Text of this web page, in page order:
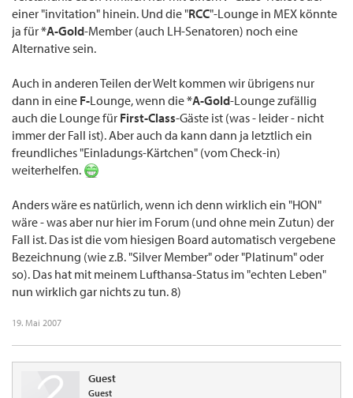
einer "invitation" hinein. Und die "RCC"-Lounge in MEX könnte
ja für*A-Gold-Member (auch LH-Senatoren) noch eine
Alternative sein.
Auch in anderen Teilen der Welt kommen wir übrigens nur
dann in eine F-Lounge, wenn die*A-Gold-Lounge zufällig
auch die Lounge für First-Class-Gäste ist (was - leider - nicht
immer der Fall ist). Aber auch da kann dann ja letztlich ein
freundliches "Einladungs-Kärtchen" (vom Check-in)
weiterhelfen.
Anders wäre es natürlich, wenn ich denn wirklich ein "HON"
wäre - was aber nur hier im Forum (und ohne mein Zutun) der
Fall ist. Das ist die vom hiesigen Board automatisch vergebene
Bezeichnung (wie z.B. "Silver Member" oder "Platinum" oder
so). Das hat mit meinem Lufthansa-Status im "echten Leben"
nun wirklich gar nichts zu tun. 8)
19. Mai 2007
Guest
Guest